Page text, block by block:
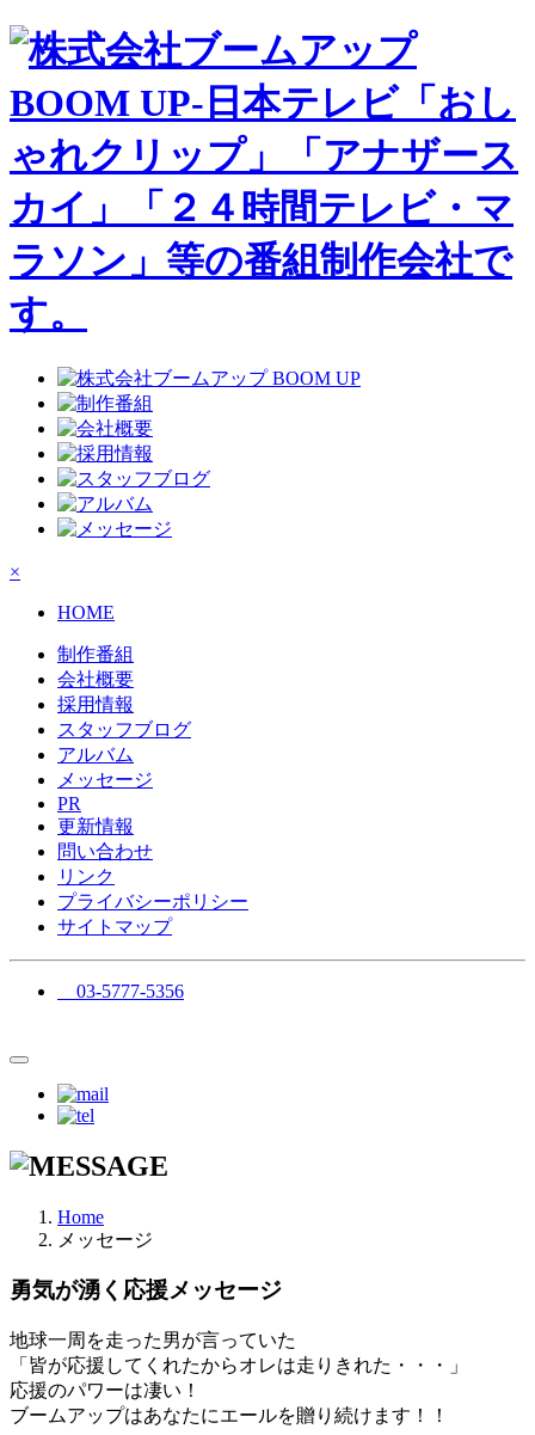
×
HOME
制作番組
会社概要
採用情報
スタッフブログ
アルバム
メッセージ
PR
更新情報
問い合わせ
リンク
プライバシーポリシー
サイトマップ
03-5777-5356
Home
メッセージ
勇気が湧く応援メッセージ
地球一周を走った男が言っていた
「皆が応援してくれたからオレは走りきれた・・・」
応援のパワーは凄い！
ブームアップはあなたにエールを贈り続けます！！